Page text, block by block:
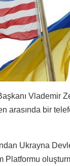
Vlademir
arasında bir
Ukrayna
Platformu